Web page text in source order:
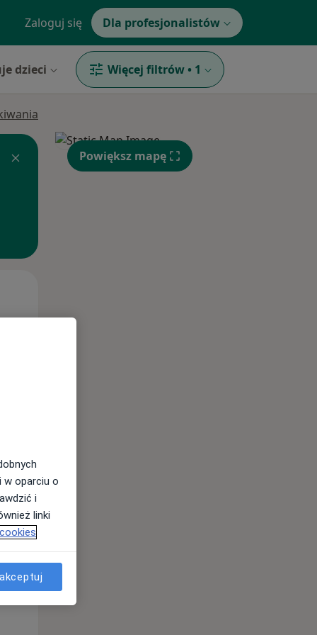
Zaloguj się Dla profesjonalistów
dzieci Więcej filtrów • 1
Wt,
Powiększ mapę
w oparciu o
i
linki